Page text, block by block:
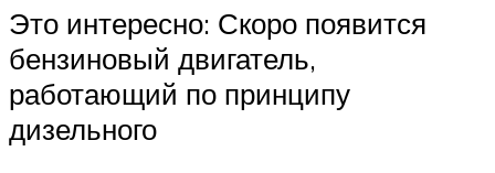
Это интересно: Скоро появится
бензиновый двигатель,
работающий по принципу
дизельного